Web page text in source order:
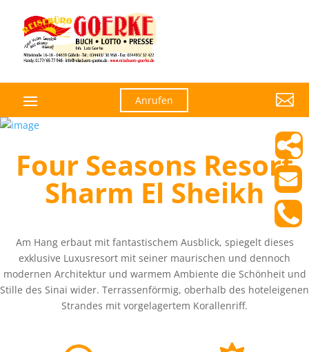
Anrufen 
Four Seasons Resort
Sharm El Sheikh
Am Hang erbaut mit fantastischem Ausblick, spiegelt dieses
exklusive Luxusresort mit seiner maurischen und dennoch
modernen Architektur und warmem Ambiente die Schönheit und
Stille des Sinai wider. Terrassenförmig, oberhalb des hoteleigenen
Strandes mit vorgelagertem Korallenriff.